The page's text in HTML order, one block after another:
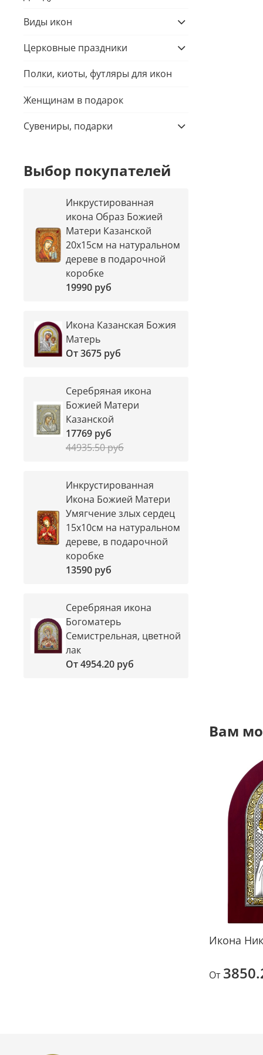
Вам
Икона
От
Виды икон
Церковные праздники
Полки, киоты, футляры для икон
Женщинам в подарок
Сувениры, подарки
Выбор покупателей
Инкрустированная
икона Образ Божией
Матери Казанской
20х15см на натуральном
дереве в подарочной
коробке
19990 руб
Икона Казанская Божия
Матерь
От3675 руб
Серебряная икона
Божией Матери
Казанской
17769 руб
44935.50 руб
Инкрустированная
Икона Божией Матери
Умягчение злых сердец
15х10см на натуральном
дереве, в подарочной
коробке
13590 руб
Серебряная икона
Богоматерь
Семистрельная, цветной
лак
От4954.20 руб